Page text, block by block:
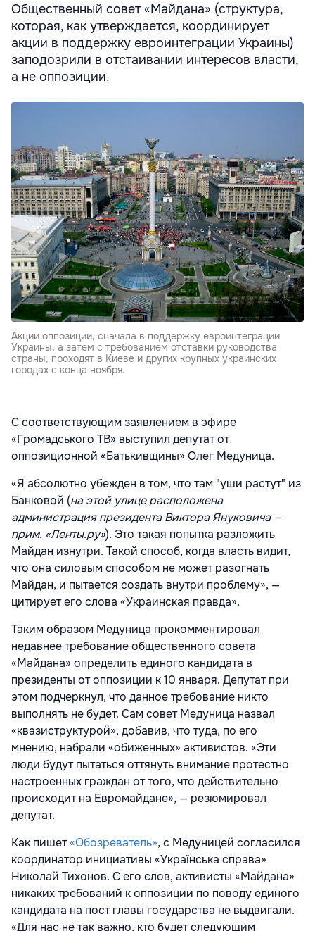
Общественный совет «Майдана» (структура,
которая, как утверждается, координирует
акции в поддержку евроинтеграции Украины)
заподозрили в отстаивании интересов власти,
а не оппозиции.
Акции оппозиции, сначала в поддержку евроинтеграции
Украины, а затем с требованием отставки руководства
страны, проходят в Киеве и других крупных украинских
городах с конца ноября.
С соответствующим заявлением в эфире
«Громадського ТВ» выступил депутат от
оппозиционной «Батькивщины» Олег Медуница.
«Я абсолютно убежден в том, что там "уши растут" из
Банковой (на этой улице расположена
администрация президента Виктора Януковича —
прим. «Ленты.ру»). Это такая попытка разложить
Майдан изнутри. Такой способ, когда власть видит,
что она силовым способом не может разогнать
Майдан, и пытается создать внутри проблему», —
цитирует его слова «Украинская правда».
Таким образом Медуница прокомментировал
недавнее требование общественного совета
«Майдана» определить единого кандидата в
президенты от оппозиции к 10 января. Депутат при
этом подчеркнул, что данное требование никто
выполнять не будет. Сам совет Медуница назвал
«квазиструктурой», добавив, что туда, по его
мнению, набрали «обиженных» активистов. «Эти
люди будут пытаться оттянуть внимание протестно
настроенных граждан от того, что действительно
происходит на Евромайдане», — резюмировал
депутат.
Как пишет«Обозреватель», с Медуницей согласился
координатор инициативы «Українська справа»
Николай Тихонов. С его слов, активисты «Майдана»
никаких требований к оппозиции по поводу единого
кандидата на пост главы государства не выдвигали.
«Для нас не так важно, кто будет следующим